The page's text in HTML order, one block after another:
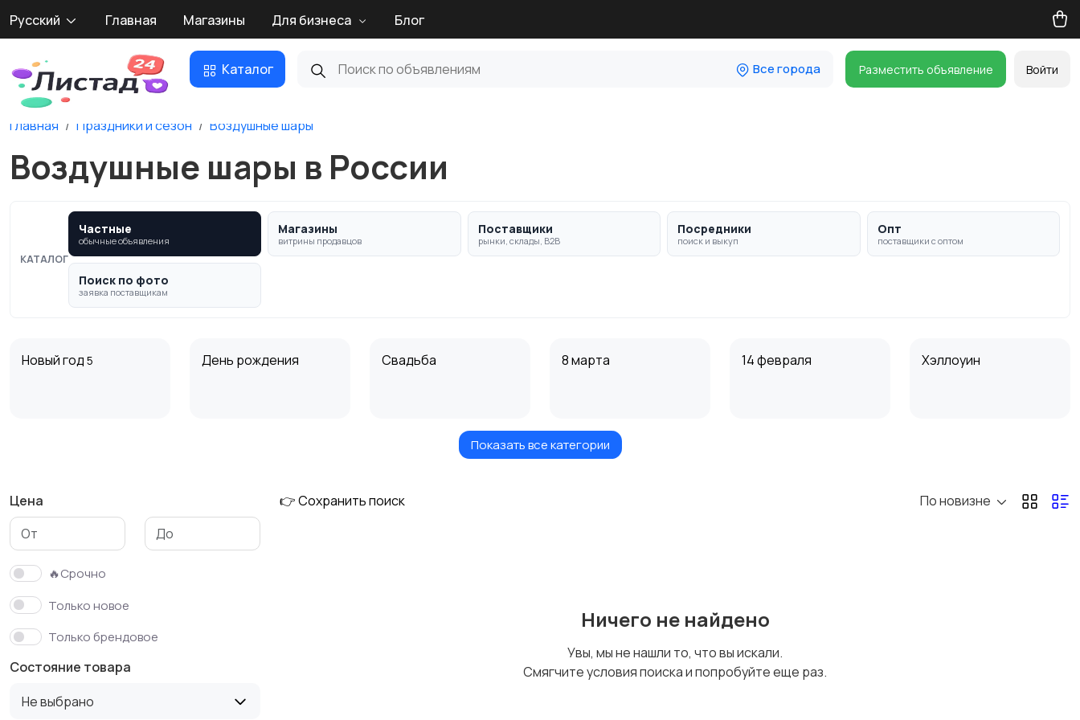
Русский Главная Магазины Для бизнеса Блог
Каталог Все города Разместить объявление Войти
Главная Праздники и сезон Воздушные шары
Воздушные шары в России
КАТАЛОГ
Частные
обычные объявления
Магазины
витрины продавцов
Поставщики
рынки, склады, B2B
Посредники
поиск и выкуп
Опт
поставщики с оптом
Поиск по фото
заявка поставщикам
Новый год 5 День рождения Свадьба 8 марта 14 февраля Хэллоуин
Флористика и букеты Воздушные шары
Показать все категории
Цена
🔥Срочно
Только новое
Только брендовое
Состояние товара
Не выбрано
👉 Сохранить поиск По новизне
Ничего не найдено
Увы, мы не нашли то, что вы искали.
Смягчите условия поиска и попробуйте еще раз.